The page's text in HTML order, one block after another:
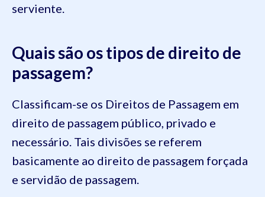
serviente.
Quais são os tipos de direito de
passagem?
Classificam-se os Direitos de Passagem em
direito de passagem público, privado e
necessário. Tais divisões se referem
basicamente ao direito de passagem forçada
e servidão de passagem.